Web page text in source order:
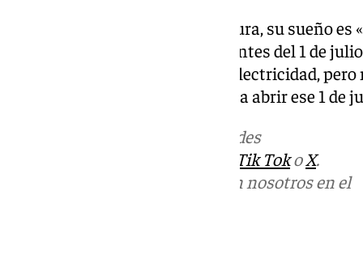
En cuanto a la fecha de reapertura, su sueño
afirma que su idea es que sea «antes del 1 de
paredes, cambiar fontanería y electricidad,
que vamos a llegar a tiempo para abrir ese 1 de
en las redes
Tik TokoX.
Puedes ponerte en contacto con nosotros en el